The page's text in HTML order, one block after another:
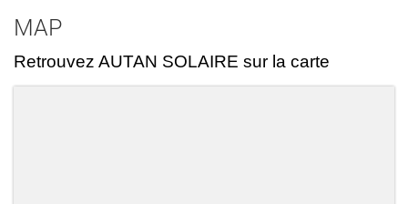
MAP
Retrouvez AUTAN SOLAIRE sur la carte